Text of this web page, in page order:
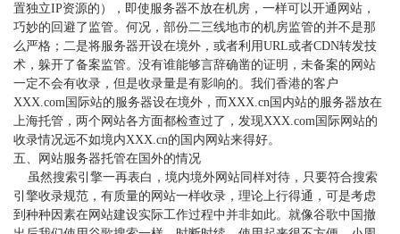
置独立IP资源的），即使服务器不放在机房，一样可以开通网站，
巧妙的回避了监管。何况，部份二三线地市的机房监管的并不是那
么严格；二是将服务器开设在境外，或者利用URL或者CDN转发技
术，躲开了备案监管。没有谁能够言辞确凿的证明，未备案的网站
一定不会有收录，但是收录量是有影响的。我们香港的客户
XXX.com国际站的服务器设在境外，而XXX.cn国内站的服务器放在
上海托管，两个网站各方面都检查过了，发现XXX.com国际网站的
收录情况远不如境内XXX.cn的国内网站来得好。
五、网站服务器托管在国外的情况
虽然搜索引擎一再表白，境内境外网站同样对待，只要符合搜索
引擎收录规范，有质量的网站一样收录，理论上行得通，可是考虑
到种种因素在网站建设实际工作过程中并非如此。就像谷歌中国撤